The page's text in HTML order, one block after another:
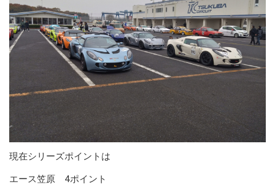
現在シリーズポイントは
エース笠原 4ポイント